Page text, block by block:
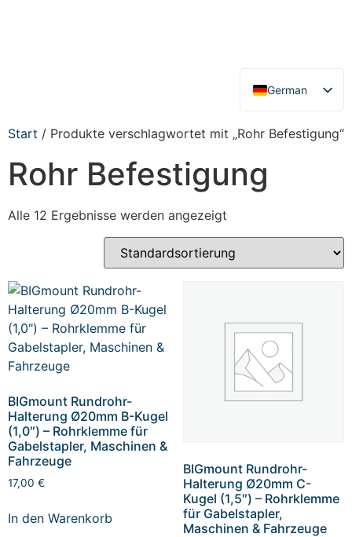
German
English
Start / Produkte verschlagwortet mit „Rohr Befestigung“
Rohr Befestigung
Alle 12 Ergebnisse werden angezeigt
BIGmount Rundrohr-
Halterung Ø20mm B-Kugel
(1,0″) – Rohrklemme für
Gabelstapler, Maschinen &
Fahrzeuge
17,00 €
In den Warenkorb
BIGmount Rundrohr-
Halterung Ø20mm C-
Kugel (1,5″) – Rohrklemme
für Gabelstapler,
Maschinen & Fahrzeuge